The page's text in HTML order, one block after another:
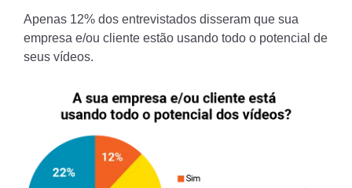
Apenas 12% dos entrevistados disseram que sua
empresa e/ou cliente estão usando todo o potencial de
seus vídeos.